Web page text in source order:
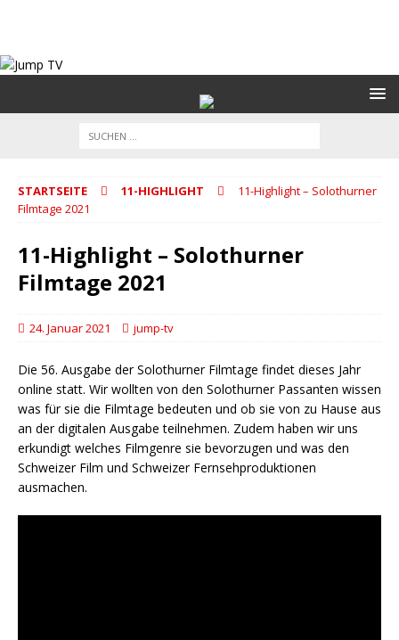
STARTSEITE 11-HIGHLIGHT
11-Highlight – Solothurner
Filmtage 2021
11-Highlight – Solothurner
Filmtage 2021
24. Januar 2021 jump-tv
Die 56. Ausgabe der Solothurner Filmtage findet dieses Jahr
online statt. Wir wollten von den Solothurner Passanten wissen
was für sie die Filmtage bedeuten und ob sie von zu Hause aus
an der digitalen Ausgabe teilnehmen. Zudem haben wir uns
erkundigt welches Filmgenre sie bevorzugen und was den
Schweizer Film und Schweizer Fernsehproduktionen
ausmachen.